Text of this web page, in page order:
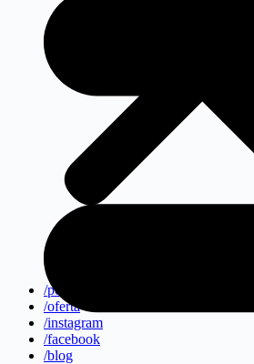
/portfolio
/oferta
/instagram
/facebook
/blog